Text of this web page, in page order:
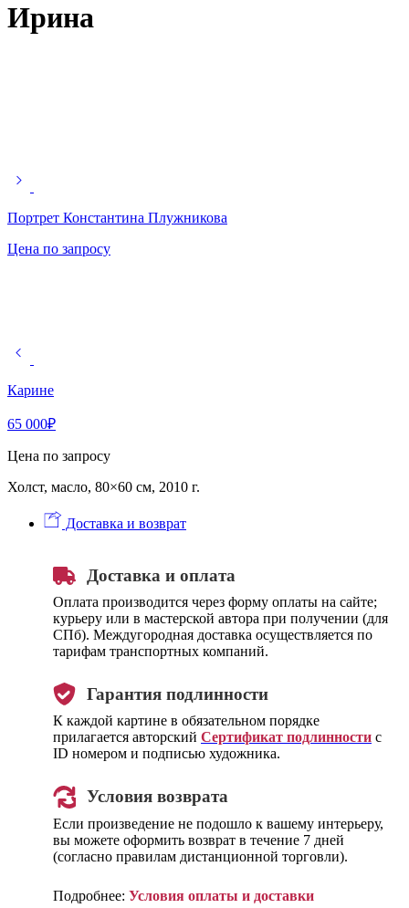
Ирина
Портрет Константина Плужникова
Цена по запросу
Карине
65 000₽
Цена по запросу
Холст, масло, 80×60 см, 2010 г.
Доставка и возврат
Доставка и оплата
Оплата производится через форму оплаты на сайте;
курьеру или в мастерской автора при получении (для
СПб). Междугородная доставка осуществляется по
тарифам транспортных компаний.
Гарантия подлинности
К каждой картине в обязательном порядке
прилагается авторский Сертификат подлинности с
ID номером и подписью художника.
Условия возврата
Если произведение не подошло к вашему интерьеру,
вы можете оформить возврат в течение 7 дней
(согласно правилам дистанционной торговли).
Подробнее: Условия оплаты и доставки